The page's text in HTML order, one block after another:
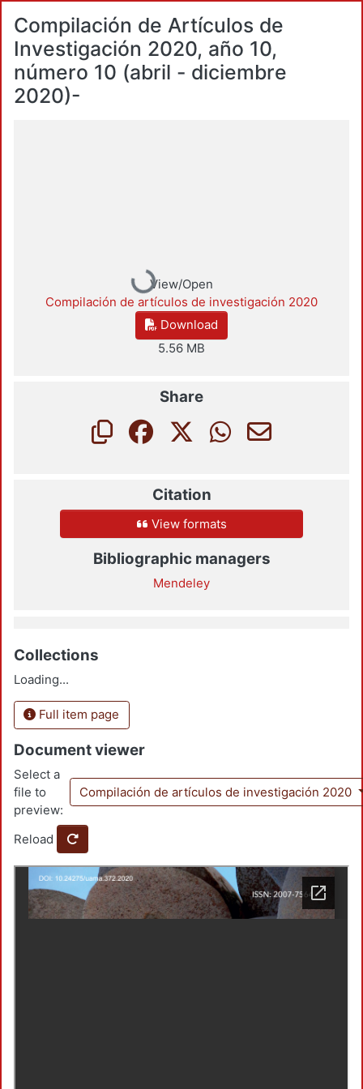
Compilación de Artículos de
Investigación 2020, año 10,
número 10 (abril - diciembre
2020)-
Loading...View/Open
Compilación de artículos de investigación 2020
Download
5.56 MB
Share
Citation
View formats
Bibliographic managers
Mendeley
Collections
Loading...
Full item page
Document viewer
Select a
file to
preview:
Compilación de artículos de investigación 2020
Reload